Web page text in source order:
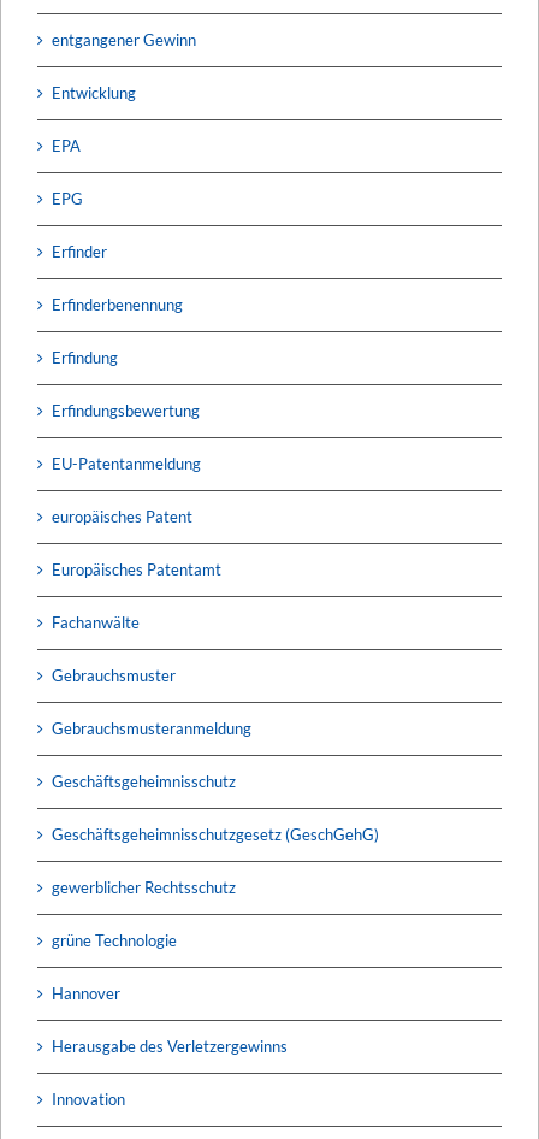
entgangener Gewinn
Entwicklung
EPA
EPG
Erfinder
Erfinderbenennung
Erfindung
Erfindungsbewertung
EU-Patentanmeldung
europäisches Patent
Europäisches Patentamt
Fachanwälte
Gebrauchsmuster
Gebrauchsmusteranmeldung
Geschäftsgeheimnisschutz
Geschäftsgeheimnisschutzgesetz (GeschGehG)
gewerblicher Rechtsschutz
grüne Technologie
Hannover
Herausgabe des Verletzergewinns
Innovation